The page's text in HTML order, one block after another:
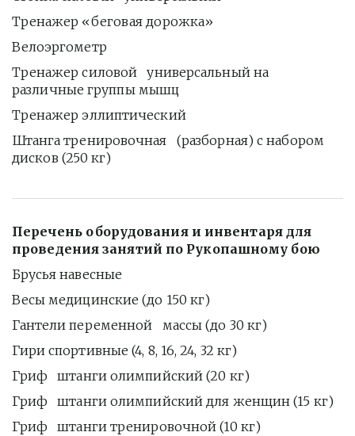
Тренажер «беговая дорожка»
Велоэргометр
Тренажер силовой   универсальный на
различные группы мышц
Тренажер эллиптический
Штанга тренировочная   (разборная) с набором
дисков (250 кг)
Перечень оборудования и инвентаря для
проведения занятий по Рукопашному бою
Брусья навесные
Весы медицинские (до 150 кг)
Гантели переменной   массы (до 30 кг)
Гири спортивные (4, 8, 16, 24, 32 кг)
Гриф   штанги олимпийский (20 кг)
Гриф   штанги олимпийский для женщин (15 кг)
Гриф   штанги тренировочной (10 кг)